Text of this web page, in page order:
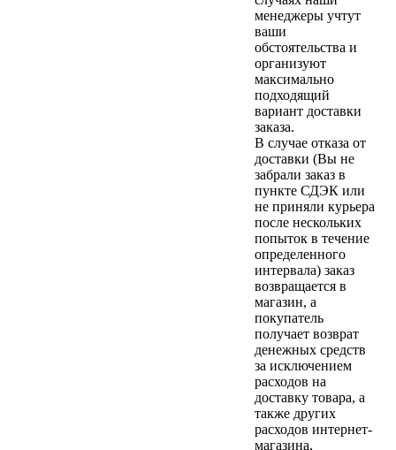
менеджеры учтут
ваши
обстоятельства и
организуют
максимально
подходящий
вариант доставки
заказа.
В случае отказа от
доставки (Вы не
забрали заказ в
пункте СДЭК или
не приняли курьера
после нескольких
попыток в течение
определенного
интервала) заказ
возвращается в
магазин, а
покупатель
получает возврат
денежных средств
за исключением
расходов на
доставку товара, а
также других
расходов интернет-
магазина,